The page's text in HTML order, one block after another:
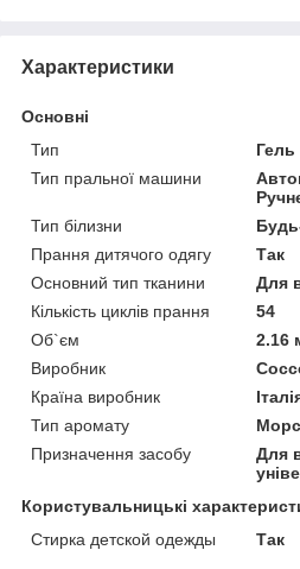
Характеристики
Основні
Тип
Гель
Тип пральної машини
Тип білизни
Прання дитячого одягу
Так
Основний тип тканини
Для
Кількість циклів прання
54
Об`єм
2.16
Виробник
Країна виробник
Тип аромату
Призначення засобу
Для
Користувальницькі
Стирка детской одежды
Так